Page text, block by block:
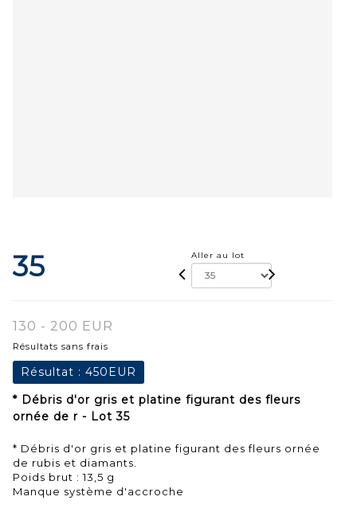
35 Aller au lot
130 - 200 EUR
Résultats sans frais
Résultat : 450EUR
* Débris d'or gris et platine figurant des fleurs
ornée de r - Lot 35
* Débris d'or gris et platine figurant des fleurs ornée
de rubis et diamants.
Poids brut : 13,5 g
Manque système d'accroche